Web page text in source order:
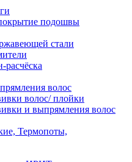
подошвы
стали
волос
волос/ плойки
и выпрямления волос
Термопоты,